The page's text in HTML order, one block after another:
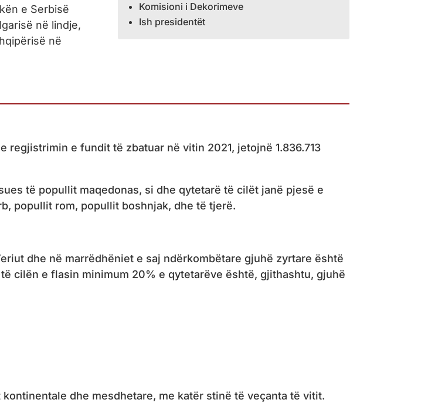
e Serbisë
në lindje,
në
Komisioni i Dekorimeve
Ish presidentët
regjistrimin e fundit të zbatuar në vitin 2021, jetojnë 1.836.713
të popullit maqedonas, si dhe qytetarë të cilët janë pjesë e
popullit rom, popullit boshnjak, dhe të tjerë.
dhe në marrëdhëniet e saj ndërkombëtare gjuhë zyrtare është
cilën e flasin minimum 20% e qytetarëve është, gjithashtu, gjuhë
dhe mesdhetare, me katër stinë të veçanta të vitit.